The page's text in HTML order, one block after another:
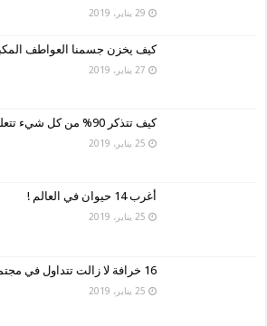
29 يناير، 2019
كيف يخزن جسمنا العواطف
27 يناير، 2019
كيف تتذكر 90% من كل شيء تتعلمه ؟
25 يناير، 2019
أغرب 14 حيوان في العالم !
25 يناير، 2019
16 خرافة لا زالت تتداول في مجتمعنا وتواجهنا دائما !
25 يناير، 2019